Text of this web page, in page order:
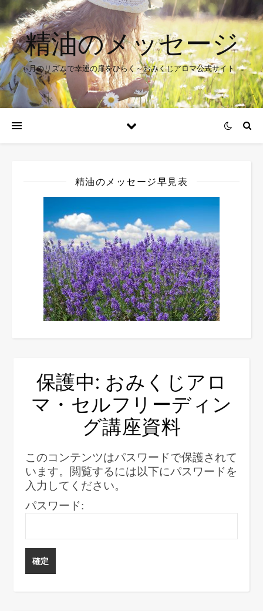
精油のメッセージ
月のリズムで幸運の扉をひらく～おみくじアロマ公式サイト
精油のメッセージ早見表
保護中: おみくじアロ
マ・セルフリーディン
グ講座資料
このコンテンツはパスワードで保護されて
います。閲覧するには以下にパスワードを
入力してください。
パスワード: